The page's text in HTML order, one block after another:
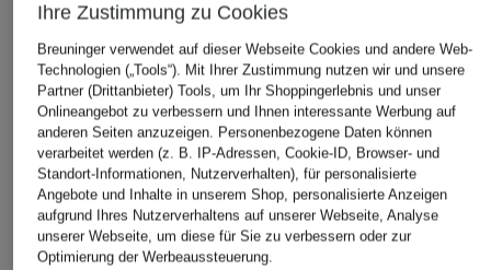
Ihre Zustimmung zu Cookies
Breuninger verwendet auf dieser Webseite Cookies und andere Web-
Technologien („Tools“). Mit Ihrer Zustimmung nutzen wir und unsere
Partner (Drittanbieter) Tools, um Ihr Shoppingerlebnis und unser
Onlineangebot zu verbessern und Ihnen interessante Werbung auf
anderen Seiten anzuzeigen. Personenbezogene Daten können
verarbeitet werden (z. B. IP-Adressen, Cookie-ID, Browser- und
Standort-Informationen, Nutzerverhalten), für personalisierte
Angebote und Inhalte in unserem Shop, personalisierte Anzeigen
aufgrund Ihres Nutzerverhaltens auf unserer Webseite, Analyse
unserer Webseite, um diese für Sie zu verbessern oder zur
Optimierung der Werbeaussteuerung.